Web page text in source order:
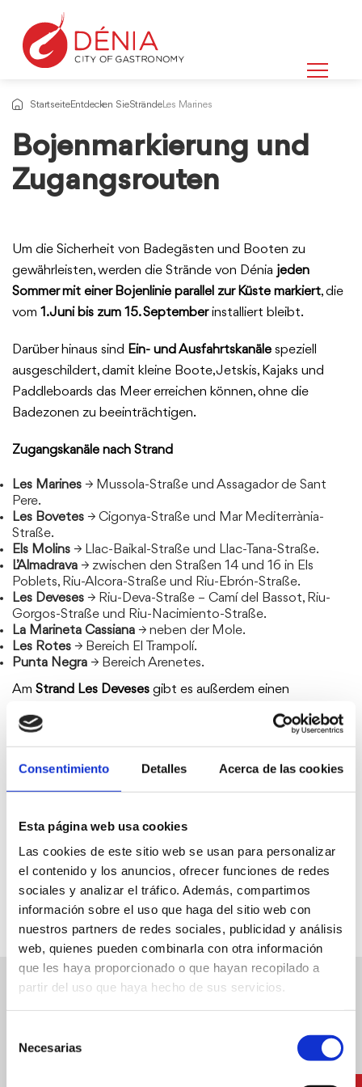
Consentimiento Detalles Acerca de las cookies
Esta página web usa cookies
Las cookies de este sitio web se usan para personalizar
el contenido y los anuncios, ofrecer funciones de redes
sociales y analizar el tráfico. Además, compartimos
información sobre el uso que haga del sitio web con
nuestros partners de redes sociales, publicidad y análisis
web, quienes pueden combinarla con otra información
que les haya proporcionado o que hayan recopilado a
partir del uso que haya hecho de sus servicios.
Necesarias
StartseiteEntdecken SieSträndeLes Marines
Bojenmarkierung und
Zugangsrouten
Um die Sicherheit von Badegästen und Booten zu
gewährleisten, werden die Strände von Dénia jeden
Sommer mit einer Bojenlinie parallel zur Küste markiert, die
vom 1. Juni bis zum 15. Septemberinstalliert bleibt.
Darüber hinaus sind Ein- und Ausfahrtskanäle speziell
ausgeschildert, damit kleine Boote, Jetskis, Kajaks und
Paddleboards das Meer erreichen können, ohne die
Badezonen zu beeinträchtigen.
Zugangskanäle nach Strand
Les Marines → Mussola-Straße und Assagador de Sant
Pere.
Les Bovetes → Cigonya-Straße und Mar Mediterrània-
Straße.
Els Molins → Llac-Baikal-Straße und Llac-Tana-Straße.
L’Almadrava → zwischen den Straßen 14 und 16 in Els
Poblets, Riu-Alcora-Straße und Riu-Ebrón-Straße.
Les Deveses → Riu-Deva-Straße – Camí del Bassot, Riu-
Gorgos-Straße und Riu-Nacimiento-Straße.
La Marineta Cassiana → neben der Mole.
Les Rotes → Bereich El Trampolí.
Punta Negra → Bereich Arenetes.
Am Strand Les Deveses gibt es außerdem einen
, der sich zwischen der Riu-
Vinalopó-Straße und der Riu-de-Les-Mançanes-Straße
Informationen
Vom 1. Juni bis 15. September.
Weitere Dienstleistungen